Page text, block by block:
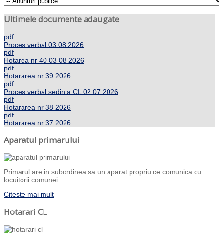
Ultimele documente adaugate
pdf
Proces verbal 03 08 2026
pdf
Hotarea nr 40 03 08 2026
pdf
Hotararea nr 39 2026
pdf
Proces verbal sedinta CL 02 07 2026
pdf
Hotararea nr 38 2026
pdf
Hotararea nr 37 2026
Aparatul primarului
Primarul are in subordinea sa un aparat propriu ce comunica cu
locuitorii comunei....
Citeste mai mult
Hotarari CL